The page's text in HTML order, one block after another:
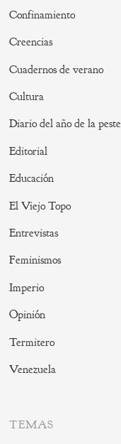
Confinamiento
Creencias
Cuadernos de verano
Cultura
Diario del año de la peste
Editorial
Educación
El Viejo Topo
Entrevistas
Feminismos
Imperio
Opinión
Termitero
Venezuela
TEMAS